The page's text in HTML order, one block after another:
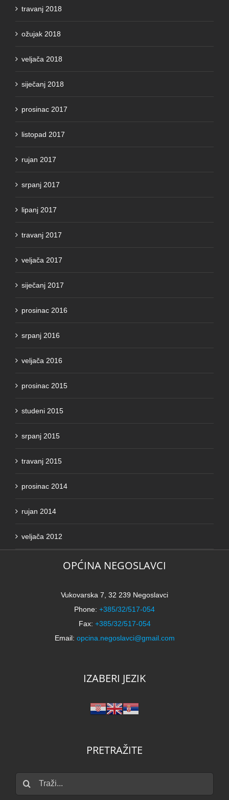
ožujak 2018
veljača 2018
siječanj 2018
prosinac 2017
listopad 2017
rujan 2017
srpanj 2017
lipanj 2017
travanj 2017
veljača 2017
siječanj 2017
prosinac 2016
srpanj 2016
veljača 2016
prosinac 2015
studeni 2015
travanj 2015
prosinac 2014
rujan 2014
veljača 2012
Phone:
+385/32/517-054
Fax:
+385/32/517-054
opcina.negoslavci@gmail.com